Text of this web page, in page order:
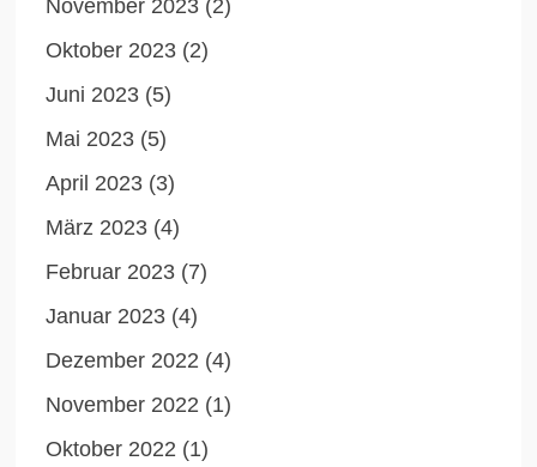
November 2023 (2)
Oktober 2023 (2)
Juni 2023 (5)
Mai 2023 (5)
April 2023 (3)
März 2023 (4)
Februar 2023 (7)
Januar 2023 (4)
Dezember 2022 (4)
November 2022 (1)
Oktober 2022 (1)